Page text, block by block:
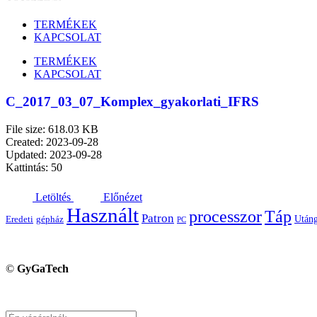
TERMÉKEK
KAPCSOLAT
TERMÉKEK
KAPCSOLAT
C_2017_03_07_Komplex_gyakorlati_IFRS
File size: 618.03 KB
Created: 2023-09-28
Updated: 2023-09-28
Kattintás: 50
Letöltés Előnézet
Eredeti gépház Használt Patron PC processzorTáp
© GyGaTech